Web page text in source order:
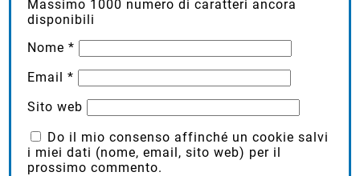
Massimo 1000 numero di caratteri ancora
disponibili
Nome*
Email*
Sito web
Do il mio consenso affinché un cookie salvi
i miei dati (nome, email, sito web) per il
prossimo commento.